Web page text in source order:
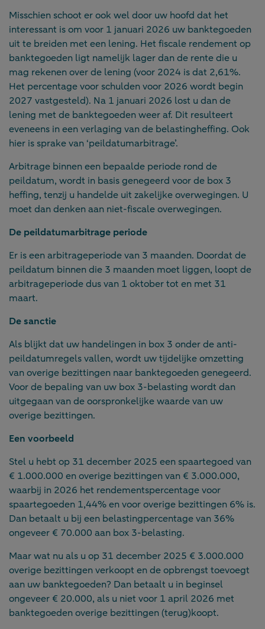
Misschien schoot er ook wel door uw hoofd dat het
interessant is om voor 1 januari 2026 uw banktegoeden
uit te breiden met een lening. Het fiscale rendement op
banktegoeden ligt namelijk lager dan de rente die u
mag rekenen over de lening (voor 2024 is dat 2,61%.
Het percentage voor schulden voor 2026 wordt begin
2027 vastgesteld). Na 1 januari 2026 lost u dan de
lening met de banktegoeden weer af. Dit resulteert
eveneens in een verlaging van de belastingheffing. Ook
hier is sprake van ‘peildatumarbitrage’.
Arbitrage binnen een bepaalde periode rond de
peildatum, wordt in basis genegeerd voor de box 3
heffing, tenzij u handelde uit zakelijke overwegingen. U
moet dan denken aan niet-fiscale overwegingen.
De peildatumarbitrage periode
Er is een arbitrageperiode van 3 maanden. Doordat de
peildatum binnen die 3 maanden moet liggen, loopt de
arbitrageperiode dus van 1 oktober tot en met 31
maart.
De sanctie
Als blijkt dat uw handelingen in box 3 onder de anti-
peildatumregels vallen, wordt uw tijdelijke omzetting
van overige bezittingen naar banktegoeden genegeerd.
Voor de bepaling van uw box 3-belasting wordt dan
uitgegaan van de oorspronkelijke waarde van uw
overige bezittingen.
Een voorbeeld
Stel u hebt op 31 december 2025 een spaartegoed van
€ 1.000.000 en overige bezittingen van € 3.000.000,
waarbij in 2026 het rendementspercentage voor
spaartegoeden 1,44% en voor overige bezittingen 6% is.
Dan betaalt u bij een belastingpercentage van 36%
ongeveer € 70.000 aan box 3-belasting.
Maar wat nu als u op 31 december 2025 € 3.000.000
overige bezittingen verkoopt en de opbrengst toevoegt
aan uw banktegoeden? Dan betaalt u in beginsel
ongeveer € 20.000, als u niet voor 1 april 2026 met
banktegoeden overige bezittingen (terug)koopt.